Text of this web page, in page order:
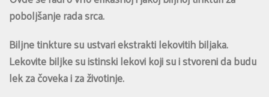
poboljšanje rada srca.
Biljne tinkture su ustvari ekstrakti lekovitih biljaka.
Lekovite biljke su istinski lekovi koji su i stvoreni da budu
lek za čoveka i za životinje.